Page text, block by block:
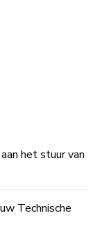
het stuur van
Technische